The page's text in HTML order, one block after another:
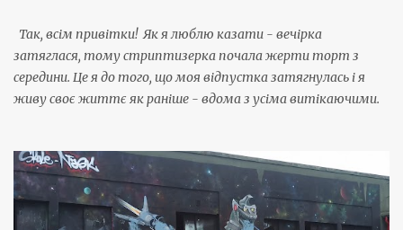
Так, всім привітки! Як я люблю казати - вечірка
затяглася, тому стриптизерка почала жерти торт з
середини. Це я до того, що моя відпустка затягнулась і я
живу своє життє як раніше - вдома з усіма витікаючими.